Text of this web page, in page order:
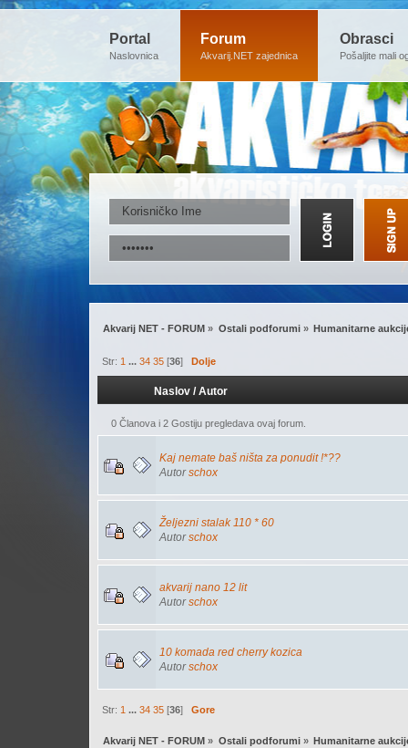
Portal
Naslovnica
Forum
Akvarij.NET zajednica
Obrasci
Pošaljite mali
Akvarij NET - FORUM » Ostali podforumi» Humanitarne
Str:1 ...34 35 [36] Dolje
Naslov /Autor
0 Članova i 2 Gostiju pregledava ovaj forum.
Kaj nemate baš ništa za ponudit !*??
Autorschox
Željezni stalak 110 * 60
Autorschox
akvarij nano 12 lit
Autorschox
10 komada red cherry kozica
Autorschox
Str: 1 ...34 35 [36]Gore
Akvarij NET - FORUM » Ostali podforumi» Humanitarne